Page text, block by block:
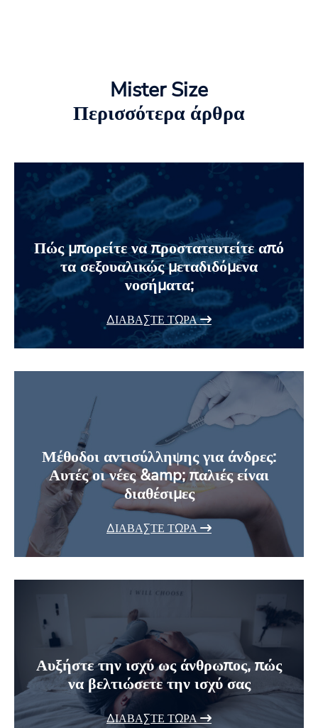
Mister Size
Περισσότερα άρθρα
Πώς μπορείτε να προστατευτείτε από
τα σεξουαλικώς μεταδιδόμενα
νοσήματα;
ΔΙΑΒΆΣΤΕ ΤΏΡΑ
Μέθοδοι αντισύλληψης για άνδρες:
Αυτές οι νέες &amp; παλιές είναι
διαθέσιμες
ΔΙΑΒΆΣΤΕ ΤΏΡΑ
Αυξήστε την ισχύ ως άνθρωπος, πώς
να βελτιώσετε την ισχύ σας
ΔΙΑΒΆΣΤΕ ΤΏΡΑ